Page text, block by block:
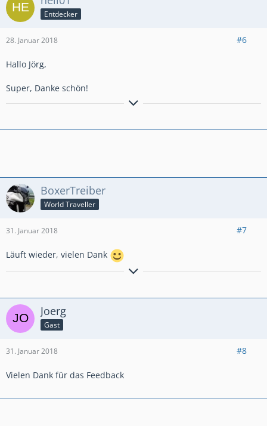
Entdecker
28. Januar 2018 #6
Hallo Jörg,
Super, Danke schön!
Viele Grüße
Norbert
BoxerTreiber
World Traveller
31. Januar 2018 #7
Läuft wieder, vielen Dank
Grüße aus Schleswig-Holstein
... nach 2 Crosstourern mit
auf Ducati Multistrada 1200 Enduro unterwegs
Joerg
Gast
31. Januar 2018 #8
Vielen Dank für das Feedback